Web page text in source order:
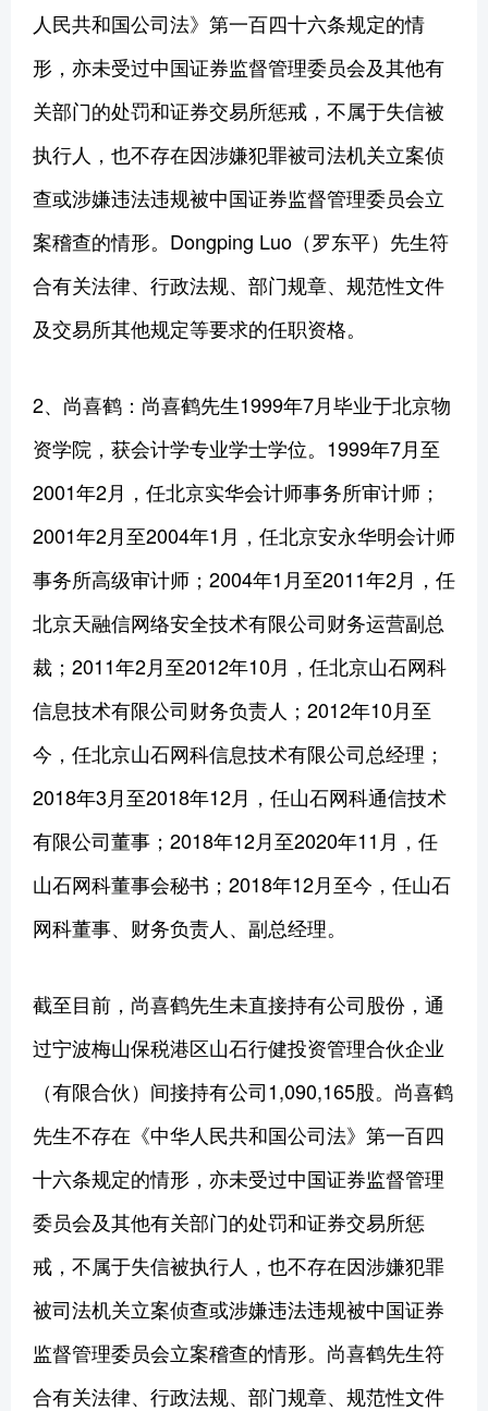
人民共和国公司法》第一百四十六条规定的情
形，亦未受过中国证券监督管理委员会及其他有
关部门的处罚和证券交易所惩戒，不属于失信被
执行人，也不存在因涉嫌犯罪被司法机关立案侦
查或涉嫌违法违规被中国证券监督管理委员会立
案稽查的情形。Dongping Luo（罗东平）先生符
合有关法律、行政法规、部门规章、规范性文件
及交易所其他规定等要求的任职资格。
2、尚喜鹤：尚喜鹤先生1999年7月毕业于北京物
资学院，获会计学专业学士学位。1999年7月至
2001年2月，任北京实华会计师事务所审计师；
2001年2月至2004年1月，任北京安永华明会计师
事务所高级审计师；2004年1月至2011年2月，任
北京天融信网络安全技术有限公司财务运营副总
裁；2011年2月至2012年10月，任北京山石网科
信息技术有限公司财务负责人；2012年10月至
今，任北京山石网科信息技术有限公司总经理；
2018年3月至2018年12月，任山石网科通信技术
有限公司董事；2018年12月至2020年11月，任
山石网科董事会秘书；2018年12月至今，任山石
网科董事、财务负责人、副总经理。
截至目前，尚喜鹤先生未直接持有公司股份，通
过宁波梅山保税港区山石行健投资管理合伙企业
（有限合伙）间接持有公司1,090,165股。尚喜鹤
先生不存在《中华人民共和国公司法》第一百四
十六条规定的情形，亦未受过中国证券监督管理
委员会及其他有关部门的处罚和证券交易所惩
戒，不属于失信被执行人，也不存在因涉嫌犯罪
被司法机关立案侦查或涉嫌违法违规被中国证券
监督管理委员会立案稽查的情形。尚喜鹤先生符
合有关法律、行政法规、部门规章、规范性文件